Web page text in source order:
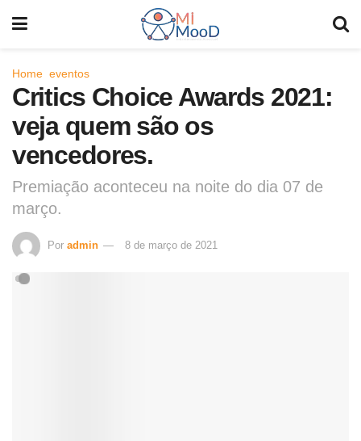
Home eventos
Critics Choice Awards 2021:
veja quem são os
vencedores.
Premiação aconteceu na noite do dia 07 de
março.
Por admin 8 de março de 2021